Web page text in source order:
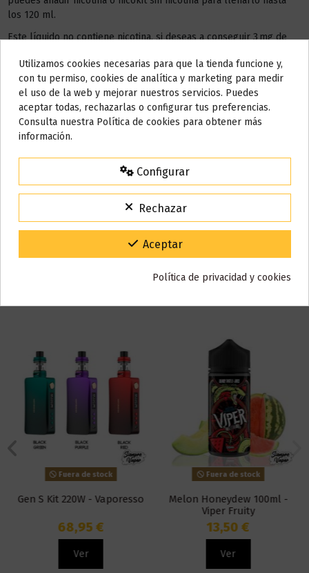
los 120 ml.
Este líquido no contiene nicotina, si deseas a conseguir 3 mg de
nicotina/ml.
AÑADIR NICOKIT DE 3 MG
Detalles del producto
También puede que te guste
Fuera de stock
Gen S Kit 220W - Vaporesso
68,95 €
Ver
Fuera de stock
Melon Honeydew 100ml -
Viper Fruity
13,50 €
Ver
Do not show again.
AVISO IMPORTANTE
Nos tomamos unos días
15% de descuento
Código:VACACIONES15
Gracias por tu paciencia y por seguir confiando en nosotros.
Utilizamos cookies necesarias para que la tienda funcione y,
con tu permiso, cookies de analítica y marketing para medir
el uso de la web y mejorar nuestros servicios. Puedes
aceptar todas, rechazarlas o configurar tus preferencias.
Consulta nuestra Política de cookies para obtener más
información.
Configurar
Rechazar
Aceptar
Política de privacidad y cookies